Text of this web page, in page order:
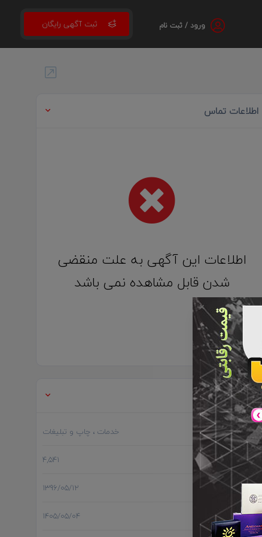
ورود / ثبت نام
اطلاعات تماس
اطلاعات این آگهی به علت منقضی
شدن قابل مشاهده نمی باشد
اطلاعات تکمیلی
گروه خدمات ، چاپ و تبلیغات
بازدید 4,541
تاریخ ثبت 1396/05/12
آخرین بروز رسانی 1405/05/04
✕